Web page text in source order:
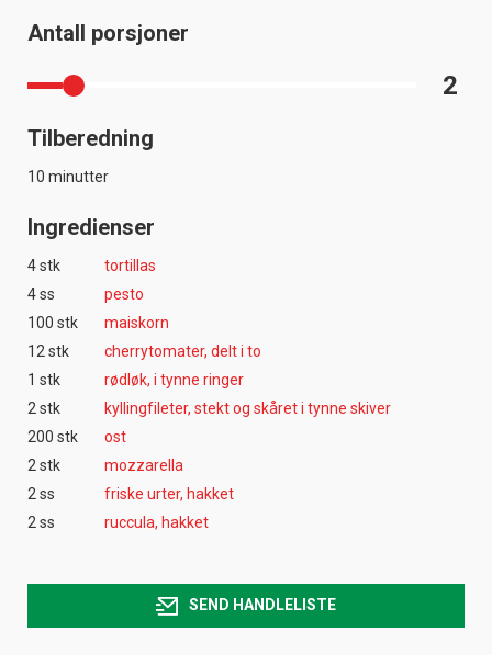
Antall porsjoner
2
Tilberedning
10 minutter
Ingredienser
4 stk
tortillas
4 ss
pesto
100 stk
maiskorn
12 stk
cherrytomater, delt i to
1 stk
rødløk, i tynne ringer
2 stk
kyllingfileter, stekt og skåret i tynne skiver
200 stk
ost
2 stk
mozzarella
2 ss
friske urter, hakket
2 ss
ruccula, hakket
SEND HANDLELISTE